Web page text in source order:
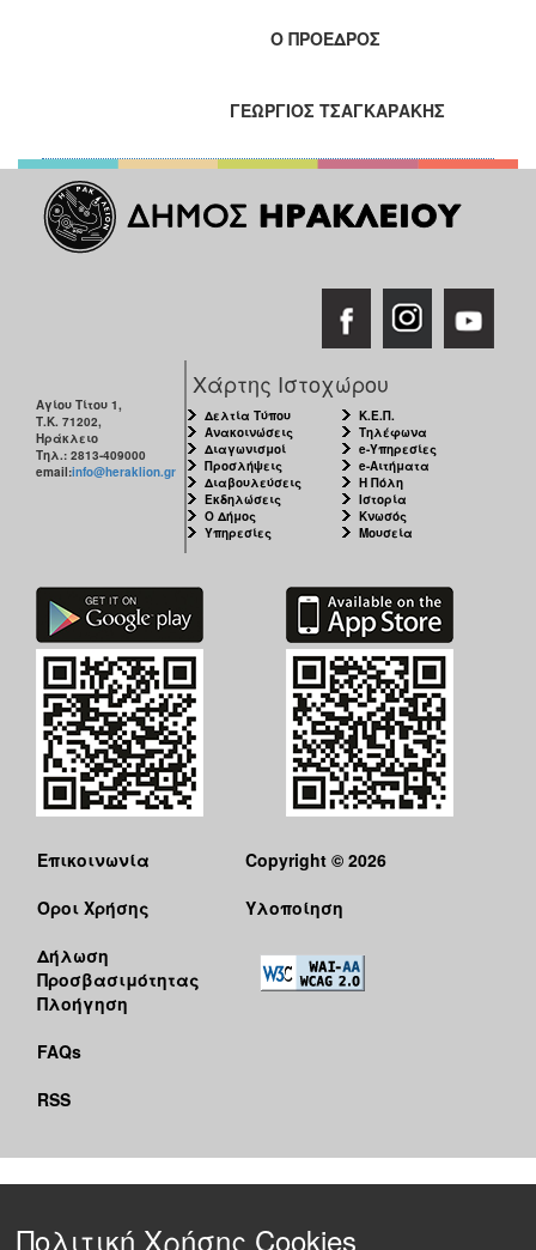
Ο ΠΡΟΕΔΡΟΣ
ΓΕΩΡΓΙΟΣ ΤΣΑΓΚΑΡΑΚΗΣ
Αγίου Τίτου 1,
Τ.Κ. 71202,
Ηράκλειο
Τηλ.: 2813-409000
email:info@heraklion.gr
Χάρτης Ιστοχώρου
Δελτία Τύπου
Ανακοινώσεις
Διαγωνισμοί
Προσλήψεις
Διαβουλεύσεις
Εκδηλώσεις
Ο Δήμος
Υπηρεσίες
Κ.Ε.Π.
Τηλέφωνα
e-Υπηρεσίες
e-Αιτήματα
Η Πόλη
Ιστορία
Κνωσός
Μουσεία
Επικοινωνία
Όροι Χρήσης
Δήλωση
Προσβασιμότητας
Πλοήγηση
FAQs
RSS
Copyright © 2026
Υλοποίηση
Πολιτική Χρήσης Cookies